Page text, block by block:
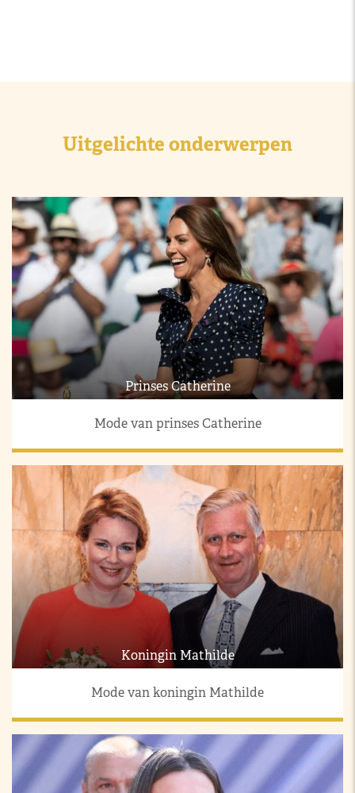
Uitgelichte onderwerpen
Prinses Catherine
Mode van prinses Catherine
Koningin Mathilde
Mode van koningin Mathilde